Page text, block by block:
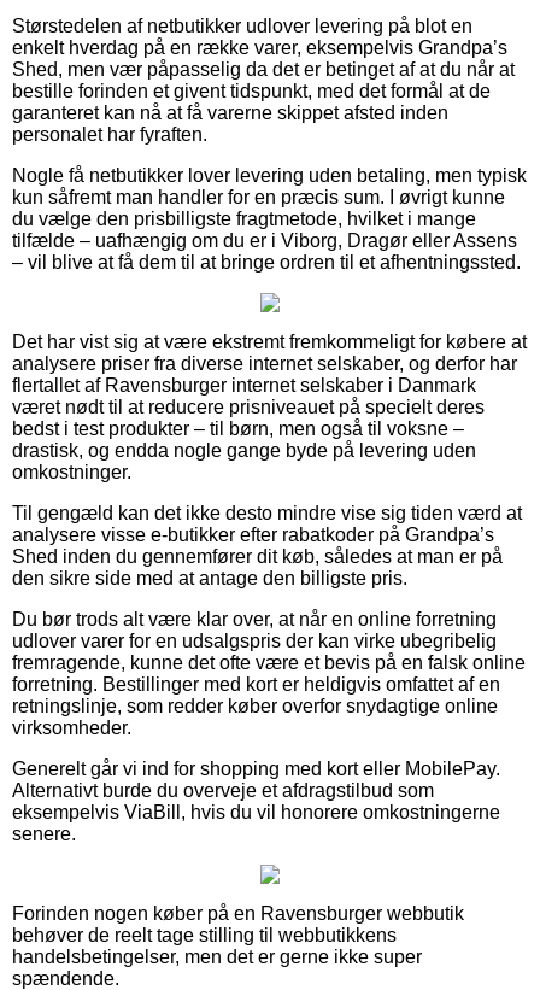
Størstedelen af netbutikker udlover levering på blot en
enkelt hverdag på en række varer, eksempelvis Grandpa’s
Shed, men vær påpasselig da det er betinget af at du når at
bestille forinden et givent tidspunkt, med det formål at de
garanteret kan nå at få varerne skippet afsted inden
personalet har fyraften.
Nogle få netbutikker lover levering uden betaling, men typisk
kun såfremt man handler for en præcis sum. I øvrigt kunne
du vælge den prisbilligste fragtmetode, hvilket i mange
tilfælde – uafhængig om du er i Viborg, Dragør eller Assens
– vil blive at få dem til at bringe ordren til et afhentningssted.
Det har vist sig at være ekstremt fremkommeligt for købere at
analysere priser fra diverse internet selskaber, og derfor har
flertallet af Ravensburger internet selskaber i Danmark
været nødt til at reducere prisniveauet på specielt deres
bedst i test produkter – til børn, men også til voksne –
drastisk, og endda nogle gange byde på levering uden
omkostninger.
Til gengæld kan det ikke desto mindre vise sig tiden værd at
analysere visse e-butikker efter rabatkoder på Grandpa’s
Shed inden du gennemfører dit køb, således at man er på
den sikre side med at antage den billigste pris.
Du bør trods alt være klar over, at når en online forretning
udlover varer for en udsalgspris der kan virke ubegribelig
fremragende, kunne det ofte være et bevis på en falsk online
forretning. Bestillinger med kort er heldigvis omfattet af en
retningslinje, som redder køber overfor snydagtige online
virksomheder.
Generelt går vi ind for shopping med kort eller MobilePay.
Alternativt burde du overveje et afdragstilbud som
eksempelvis ViaBill, hvis du vil honorere omkostningerne
senere.
Forinden nogen køber på en Ravensburger webbutik
behøver de reelt tage stilling til webbutikkens
handelsbetingelser, men det er gerne ikke super
spændende.